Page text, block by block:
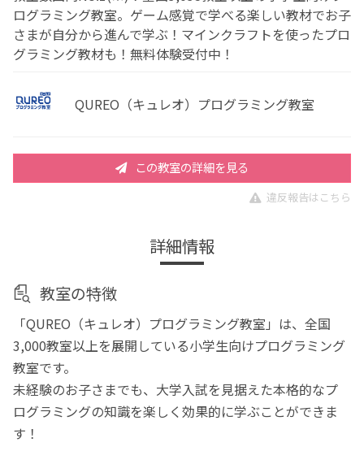
ログラミング教室。ゲーム感覚で学べる楽しい教材でお子
さまが自分から進んで学ぶ！マインクラフトを使ったプロ
グラミング教材も！無料体験受付中！
QUREO（キュレオ）プログラミング教室
この教室の詳細を見る
違反報告はこちら
詳細情報
教室の特徴
「QUREO（キュレオ）プログラミング教室」は、全国
3,000教室以上を展開している小学生向けプログラミング
教室です。
未経験のお子さまでも、大学入試を見据えた本格的なプ
ログラミングの知識を楽しく効果的に学ぶことができま
す！